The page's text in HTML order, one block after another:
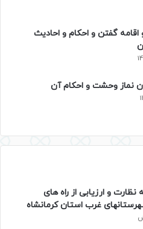
اقامه گفتن و احکام و احادیث
نماز وحشت و احکام آن
نظارت و ارزیابی از راه های
غرب استان کرمانشاه